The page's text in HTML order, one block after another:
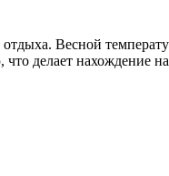
Весной
делает нахождение